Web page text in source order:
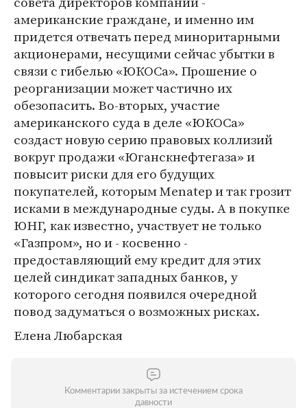
американские граждане, и именно им
придется отвечать перед миноритарными
акционерами, несущими сейчас убытки в
связи с гибелью «ЮКОСа». Прошение о
реорганизации может частично их
обезопасить. Во-вторых, участие
американского суда в деле «ЮКОСа»
создаст новую серию правовых коллизий
вокруг продажи «Юганскнефтегаза» и
повысит риски для его будущих
покупателей, которым Menatep и так грозит
исками в международные суды. А в покупке
ЮНГ, как известно, участвует не только
«Газпром», но и - косвенно -
предоставляющий ему кредит для этих
целей синдикат западных банков, у
которого сегодня появился очередной
повод задуматься о возможных рисках.
Елена Любарская
Комментарии закрыты за истечением срока
давности